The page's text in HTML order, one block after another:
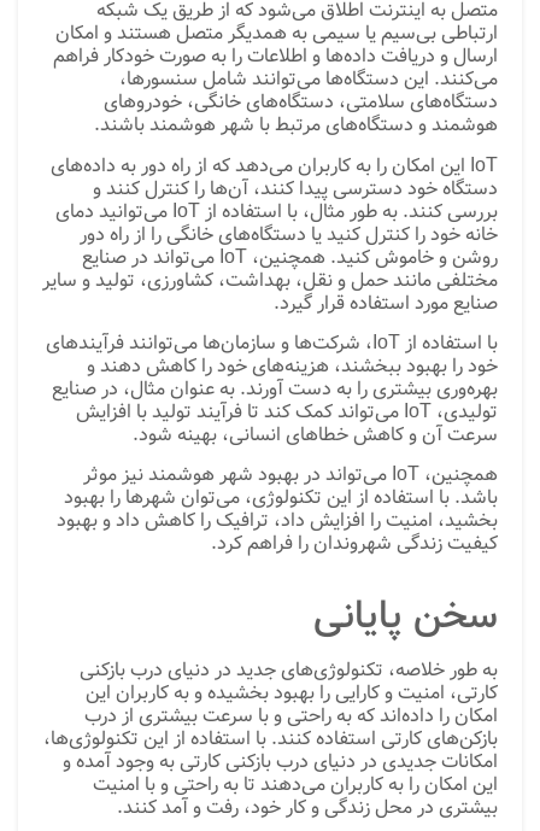
متصل به اینترنت اطلاق می‌شود که از طریق یک شبکه
ارتباطی بی‌سیم یا سیمی به همدیگر متصل هستند و امکان
ارسال و دریافت داده‌ها و اطلاعات را به صورت خودکار فراهم
می‌کنند. این دستگاه‌ها می‌توانند شامل سنسورها،
دستگاه‌های سلامتی، دستگاه‌های خانگی، خودروهای
هوشمند و دستگاه‌های مرتبط با شهر هوشمند باشند.
IoT این امکان را به کاربران می‌دهد که از راه دور به داده‌های
دستگاه خود دسترسی پیدا کنند، آن‌ها را کنترل کنند و
بررسی کنند. به طور مثال، با استفاده از IoT می‌توانید دمای
خانه خود را کنترل کنید یا دستگاه‌های خانگی را از راه دور
روشن و خاموش کنید. همچنین، IoT می‌تواند در صنایع
مختلفی مانند حمل و نقل، بهداشت، کشاورزی، تولید و سایر
صنایع مورد استفاده قرار گیرد.
با استفاده از IoT، شرکت‌ها و سازمان‌ها می‌توانند فرآیندهای
خود را بهبود ببخشند، هزینه‌های خود را کاهش دهند و
بهره‌وری بیشتری را به دست آورند. به عنوان مثال، در صنایع
تولیدی، IoT می‌تواند کمک کند تا فرآیند تولید با افزایش
سرعت آن و کاهش خطاهای انسانی، بهینه شود.
همچنین، IoT می‌تواند در بهبود شهر هوشمند نیز موثر
باشد. با استفاده از این تکنولوژی، می‌توان شهرها را بهبود
بخشید، امنیت را افزایش داد، ترافیک را کاهش داد و بهبود
کیفیت زندگی شهروندان را فراهم کرد.
سخن پایانی
به طور خلاصه، تکنولوژی‌های جدید در دنیای درب بازکنی
کارتی، امنیت و کارایی را بهبود بخشیده و به کاربران این
امکان را داده‌اند که به راحتی و با سرعت بیشتری از درب
بازکن‌های کارتی استفاده کنند. با استفاده از این تکنولوژی‌ها،
امکانات جدیدی در دنیای درب بازکنی کارتی به وجود آمده و
این امکان را به کاربران می‌دهند تا به راحتی و با امنیت
بیشتری در محل زندگی و کار خود، رفت و آمد کنند.